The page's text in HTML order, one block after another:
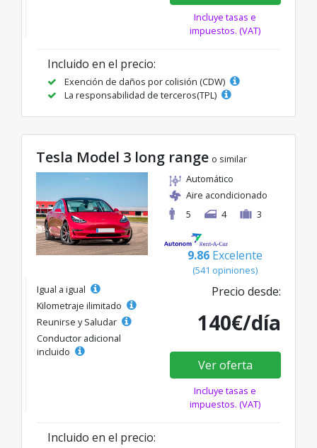
Incluye tasas e
impuestos. (VAT)
Incluido en el precio:
Exención de daños por colisión (CDW)
La responsabilidad de terceros(TPL)
Tesla Model 3 long range o similar
Automático
Aire acondicionado
5
4 3
9.86 Excelente
(541 opiniones)
Igual a igual
Kilometraje ilimitado
Reunirse y Saludar
Conductor adicional
incluido
Precio desde:
140€/día
Ver oferta
Incluye tasas e
impuestos. (VAT)
Incluido en el precio: